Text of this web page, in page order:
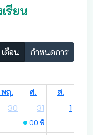
รียน
เดือน กำหนดการ
พฤ. ศ.
ส.
30 31
00 พิธีถวายสัตย์ปฏิ
1